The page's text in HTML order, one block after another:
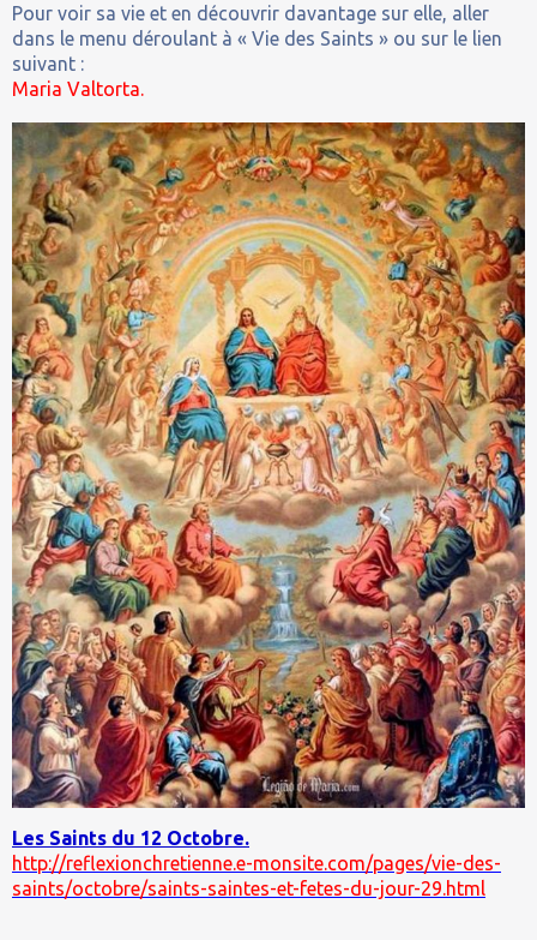
Pour voir sa vie et en découvrir davantage sur elle, aller
dans le menu déroulant à « Vie des Saints » ou sur le lien
suivant :
Maria Valtorta.
Les Saints du 12 Octobre.
http://reflexionchretienne.e-monsite.com/pages/vie-des-
saints/octobre/saints-saintes-et-fetes-du-jour-29.html